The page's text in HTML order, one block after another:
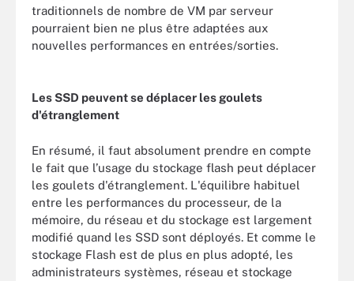
traditionnels de nombre de VM par serveur
pourraient bien ne plus être adaptées aux
nouvelles performances en entrées/sorties.
Les SSD peuvent se déplacer les goulets
d'étranglement
En résumé, il faut absolument prendre en compte
le fait que l’usage du stockage flash peut déplacer
les goulets d'étranglement. L'équilibre habituel
entre les performances du processeur, de la
mémoire, du réseau et du stockage est largement
modifié quand les SSD sont déployés. Et comme le
stockage Flash est de plus en plus adopté, les
administrateurs systèmes, réseau et stockage